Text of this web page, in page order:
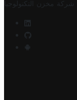
شركة مخزن التكنولوجيا